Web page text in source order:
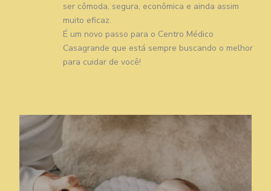
ser cômoda, segura, econômica e ainda assim
muito eficaz.
É um novo passo para o Centro Médico
Casagrande que está sempre buscando o melhor
para cuidar de você!